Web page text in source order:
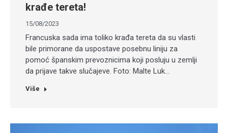
krađe tereta!
15/08/2023
Francuska sada ima toliko krađa tereta da su vlasti
bile primorane da uspostave posebnu liniju za
pomoć španskim prevoznicima koji posluju u zemlji
da prijave takve slučajeve. Foto: Malte Luk…
Više